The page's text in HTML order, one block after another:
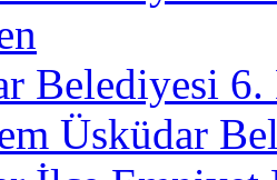
Belediyesi 6.
Üsküdar